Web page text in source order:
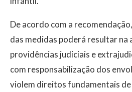
De acordo com a
das medidas poderá resultar na
providências judiciais e
com responsabilização dos
violem direitos fundamentais de